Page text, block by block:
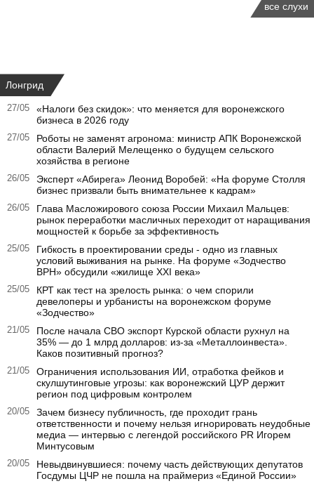
все слухи
Лонгрид
27/05
«Налоги без скидок»: что меняется для воронежского
бизнеса в 2026 году
27/05
Роботы не заменят агронома: министр АПК Воронежской
области Валерий Мелещенко о будущем сельского
хозяйства в регионе
26/05
Эксперт «Абирега» Леонид Воробей: «На форуме Столля
бизнес призвали быть внимательнее к кадрам»
26/05
Глава Масложирового союза России Михаил Мальцев:
рынок переработки масличных переходит от наращивания
мощностей к борьбе за эффективность
25/05
Гибкость в проектировании среды - одно из главных
условий выживания на рынке. На форуме «Зодчество
ВРН» обсудили «жилище XXI века»
25/05
КРТ как тест на зрелость рынка: о чем спорили
девелоперы и урбанисты на воронежском форуме
«Зодчество»
21/05
После начала СВО экспорт Курской области рухнул на
35% — до 1 млрд долларов: из-за «Металлоинвеста».
Каков позитивный прогноз?
21/05
Ограничения использования ИИ, отработка фейков и
скулшутинговые угрозы: как воронежский ЦУР держит
регион под цифровым контролем
20/05
Зачем бизнесу публичность, где проходит грань
ответственности и почему нельзя игнорировать неудобные
медиа — интервью с легендой российского PR Игорем
Минтусовым
20/05
Невыдвинувшиеся: почему часть действующих депутатов
Госдумы ЦЧР не пошла на праймериз «Единой России»